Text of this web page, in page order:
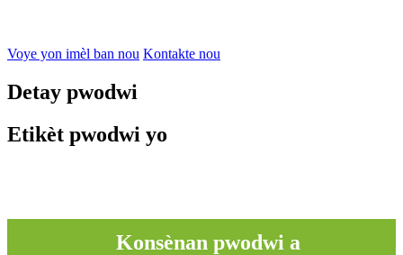
Voye yon imèl ban nou Kontakte nou
Detay pwodwi
Etikèt pwodwi yo
Konsènan pwodwi a